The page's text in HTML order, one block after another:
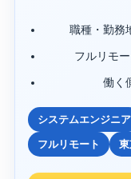
職種・勤務
フルリモ
働く
システムエンジニア
フルリモート